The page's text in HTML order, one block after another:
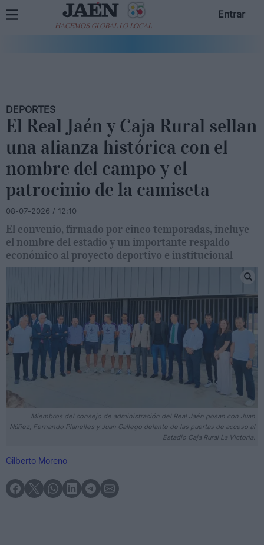
HACEMOS GLOBAL LO LOCAL
Entrar
DEPORTES
El Real Jaén y Caja Rural sellan
una alianza histórica con el
nombre del campo y el
patrocinio de la camiseta
08-07-2026 / 12:10
El convenio, firmado por cinco temporadas, incluye
el nombre del estadio y un importante respaldo
económico al proyecto deportivo e institucional
Miembros del consejo de administración del Real Jaén posan con Juan
Núñez, Fernando Planelles y Juan Gallego delante de las puertas de acceso al
Estadio Caja Rural La Victoria.
Gilberto Moreno